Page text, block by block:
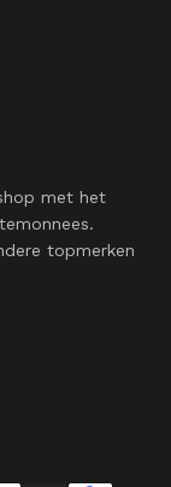
met het
topmerken